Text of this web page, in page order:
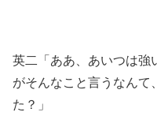
英二「ああ、あいつは強
がそんなこと言うなんて
た？」